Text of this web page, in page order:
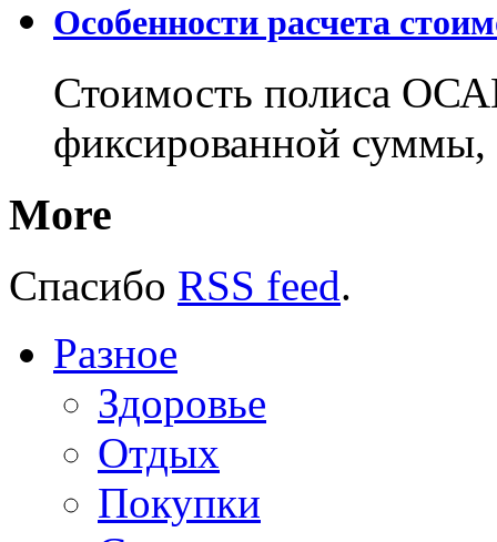
Особенности расчета
Стоимость полиса
фиксированной
More
Спасибо RSS feed.
Разное
Здоровье
Отдых
Покупки